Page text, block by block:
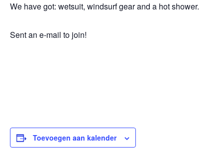
We have got: wetsuit, windsurf gear and a hot shower.
Sent an e-mail to join!
Toevoegen aan kalender